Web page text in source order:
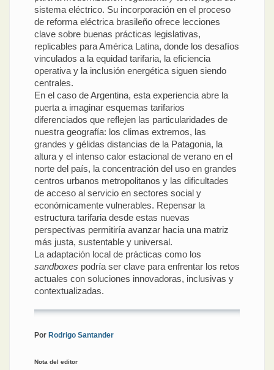
sistema eléctrico. Su incorporación en el proceso
de reforma eléctrica brasileño ofrece lecciones
clave sobre buenas prácticas legislativas,
replicables para América Latina, donde los desafíos
vinculados a la equidad tarifaria, la eficiencia
operativa y la inclusión energética siguen siendo
centrales.
En el caso de Argentina, esta experiencia abre la
puerta a imaginar esquemas tarifarios
diferenciados que reflejen las particularidades de
nuestra geografía: los climas extremos, las
grandes y gélidas distancias de la Patagonia, la
altura y el intenso calor estacional de verano en el
norte del país, la concentración del uso en grandes
centros urbanos metropolitanos y las dificultades
de acceso al servicio en sectores social y
económicamente vulnerables. Repensar la
estructura tarifaria desde estas nuevas
perspectivas permitiría avanzar hacia una matriz
más justa, sustentable y universal.
La adaptación local de prácticas como los
sandboxes podría ser clave para enfrentar los retos
actuales con soluciones innovadoras, inclusivas y
contextualizadas.
Por Rodrigo Santander
Nota del editor